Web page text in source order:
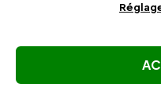
Conditions générales
Gestion des cookies